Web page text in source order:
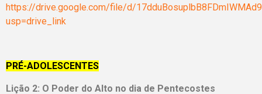
https://drive.google.com/file/d/
usp=drive_link
PRÉ-ADOLESCENTES
Lição 2: O Poder do Alto no dia de Pentecostes